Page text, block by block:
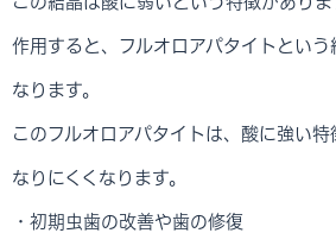
作用すると、フルオロアパタイトとい
なります。
このフルオロアパタイトは、酸に強い
なりにくくなります。
・初期虫歯の改善や歯の修復